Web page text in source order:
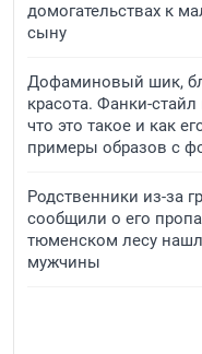
домогательствах к
сыну
Дофаминовый шик,
красота. Фанки-
что это такое и как
примеры образов с
Родственники из-за
сообщили о его
тюменском лесу
мужчины